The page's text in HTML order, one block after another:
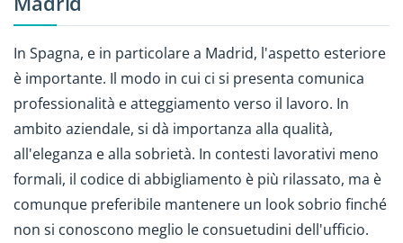
In Spagna, e in particolare a Madrid, l'aspetto esteriore
è importante. Il modo in cui ci si presenta comunica
professionalità e atteggiamento verso il lavoro. In
ambito aziendale, si dà importanza alla qualità,
all'eleganza e alla sobrietà. In contesti lavorativi meno
formali, il codice di abbigliamento è più rilassato, ma è
comunque preferibile mantenere un look sobrio finché
non si conoscono meglio le consuetudini dell'ufficio.